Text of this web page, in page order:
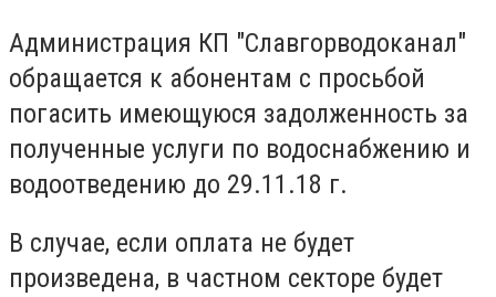
Администрация КП "Славгорводоканал"
обращается к абонентам с просьбой
погасить имеющуюся задолженность за
полученные услуги по водоснабжению и
водоотведению до 29.11.18 г.
В случае, если оплата не будет
произведена, в частном секторе будет